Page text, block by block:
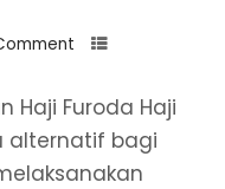
Haji Furoda Haji
alternatif bagi